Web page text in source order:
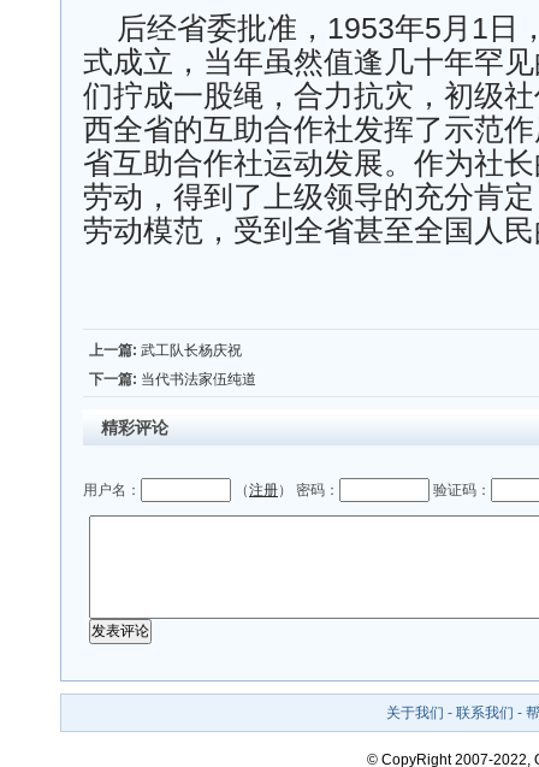
后经省委批准，1953年5月1日
式成立，当年虽然值逢几十年罕
们拧成一股绳，合力抗灾，初级
西全省的互助合作社发挥了示范
省互助合作社运动发展。作为社
劳动，得到了上级领导的充分肯
劳动模范，受到全省甚至全国人
上一篇: 武工队长杨庆祝
下一篇: 当代书法家伍纯道
精彩评论
用户名： （注册） 密码： 验证码：
关于我们 - 联系我们 -
© CopyRight 2007-2022,